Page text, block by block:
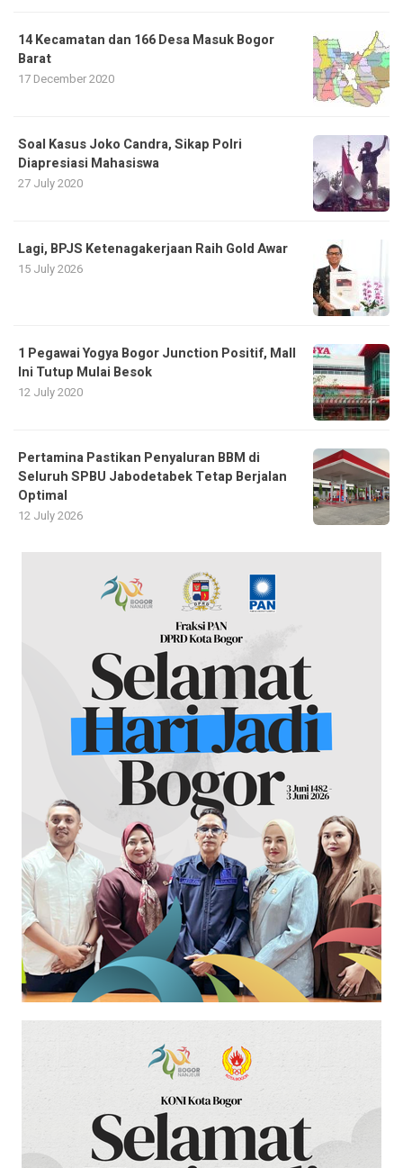
14 Kecamatan dan 166 Desa Masuk Bogor
Barat
17 December 2020
Soal Kasus Joko Candra, Sikap Polri
Diapresiasi Mahasiswa
27 July 2020
Lagi, BPJS Ketenagakerjaan Raih Gold Awar
15 July 2026
1 Pegawai Yogya Bogor Junction Positif, Mall
Ini Tutup Mulai Besok
12 July 2020
Pertamina Pastikan Penyaluran BBM di
Seluruh SPBU Jabodetabek Tetap Berjalan
Optimal
12 July 2026